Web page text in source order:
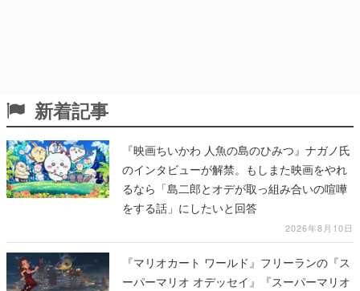
新着記事
『映画ちいかわ 人魚の島のひみつ』ナガノ氏
のインタビューが解禁。もしまた映画をやれ
るなら「島二郎とオデが取っ組み合いの喧嘩
をする話」にしたいと回答
2026年8月10日
『マリオカート ワールド』フリーランの『ス
ーパーマリオ オデッセイ』『スーパーマリオ